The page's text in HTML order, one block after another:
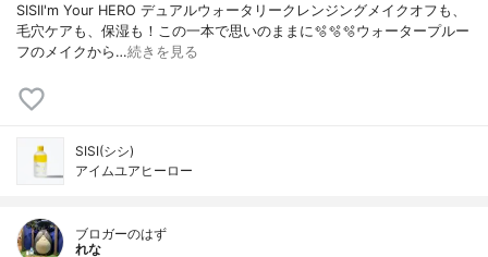
SISII'm Your HERO デュアルウォータリークレンジングメイクオフも、
毛穴ケアも、保湿も！この一本で思いのままに🫧🫧🫧ウォータープルー
フのメイクから…続きを見る
SISI(シシ)
アイムユアヒーロー
ブロガーのはず
れな